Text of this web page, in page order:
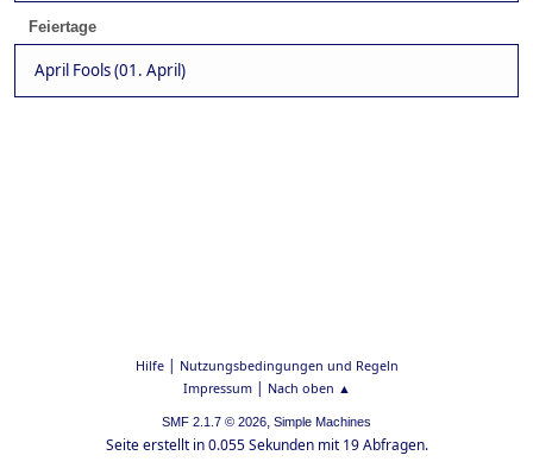
Feiertage
April Fools (01. April)
Hilfe| Nutzungsbedingungen und Regeln
Impressum| Nach oben ▲
SMF 2.1.7 © 2026, Simple Machines
Seite erstellt in 0.055 Sekunden mit 19 Abfragen.